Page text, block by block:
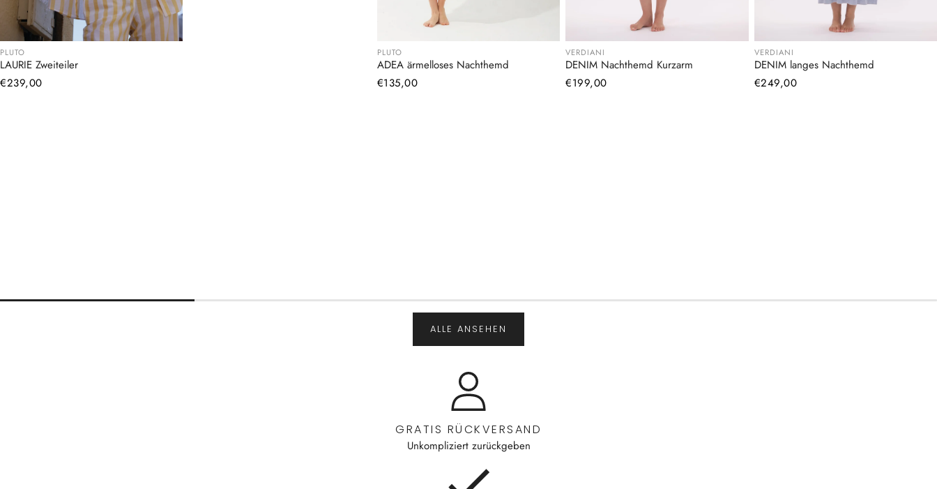
PLUTO
LAURIE Zweiteiler
Normaler
€239,00
PLUTO
ADEA ärmelloses Nachthemd
Normaler
€135,00
VERDIANI
DENIM Nachthemd Kurzarm
Normaler
€199,00
VERDIANI
DENIM langes Nachthemd
Normaler
€249,00
ALLE ANSEHEN
GRATIS RÜCKVERSAND
Unkompliziert zurückgeben